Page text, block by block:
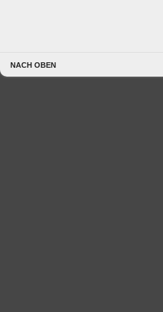
NACH OBEN